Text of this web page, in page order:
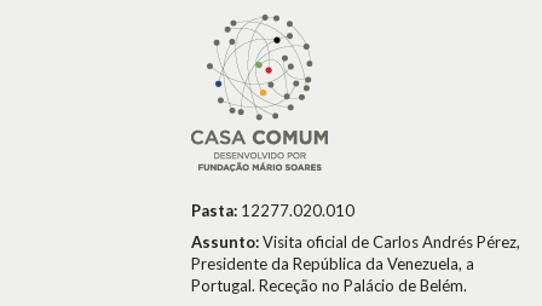
Pasta: 12277.020.010
Assunto:Visita oficial de Carlos Andrés Pérez,
Presidente da República da Venezuela, a
Portugal. Receção no Palácio de Belém.